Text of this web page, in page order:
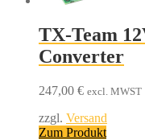
TX-Team
Converter
247,00 € excl. MWST
zzgl. Versand
Zum Produkt